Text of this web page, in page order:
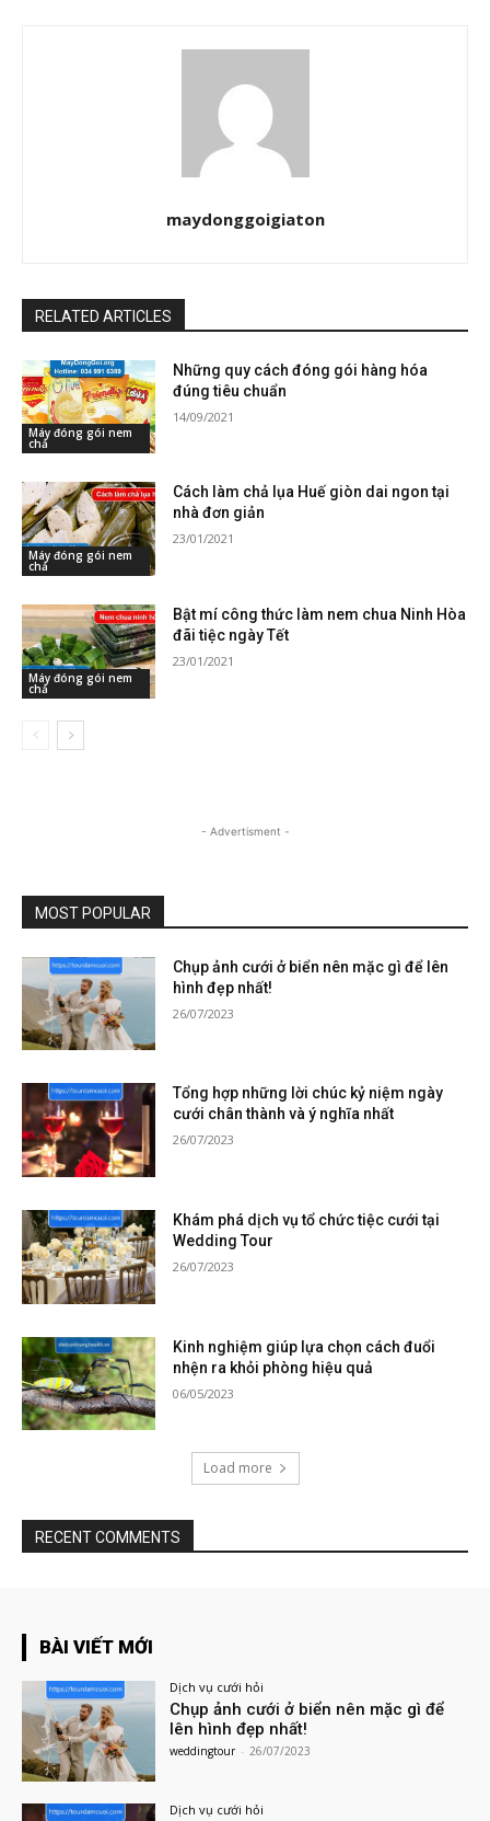
maydonggoigiaton
RELATED ARTICLES
Máy đóng gói nem
chả
Những quy cách đóng gói hàng hóa
đúng tiêu chuẩn
14/09/2021
Máy đóng gói nem
chả
Cách làm chả lụa Huế giòn dai ngon tại
nhà đơn giản
23/01/2021
Máy đóng gói nem
chả
Bật mí công thức làm nem chua Ninh Hòa
đãi tiệc ngày Tết
23/01/2021
- Advertisment -
MOST POPULAR
Chụp ảnh cưới ở biển nên mặc gì để lên
hình đẹp nhất!
26/07/2023
Tổng hợp những lời chúc kỷ niệm ngày
cưới chân thành và ý nghĩa nhất
26/07/2023
Khám phá dịch vụ tổ chức tiệc cưới tại
Wedding Tour
26/07/2023
Kinh nghiệm giúp lựa chọn cách đuổi
nhện ra khỏi phòng hiệu quả
06/05/2023
Load more
RECENT COMMENTS
BÀI VIẾT MỚI
Dịch vụ cưới hỏi
Chụp ảnh cưới ở biển nên mặc gì để
lên hình đẹp nhất!
weddingtour - 26/07/2023
Dịch vụ cưới hỏi